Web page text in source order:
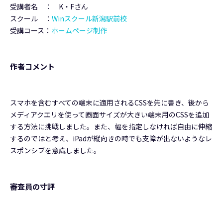
受講者名 ： K・Fさん
スクール ： Winスクール新潟駅前校
受講コース： ホームページ制作
作者コメント
スマホを含むすべての端末に適用されるCSSを先に書き、後から
メディアクエリを使って画面サイズが大きい端末用のCSSを追加
する方法に挑戦しました。また、幅を指定しなければ自由に伸縮
するのではと考え、iPadが縦向きの時でも支障が出ないようなレ
スポンシブを意識しました。
審査員の寸評